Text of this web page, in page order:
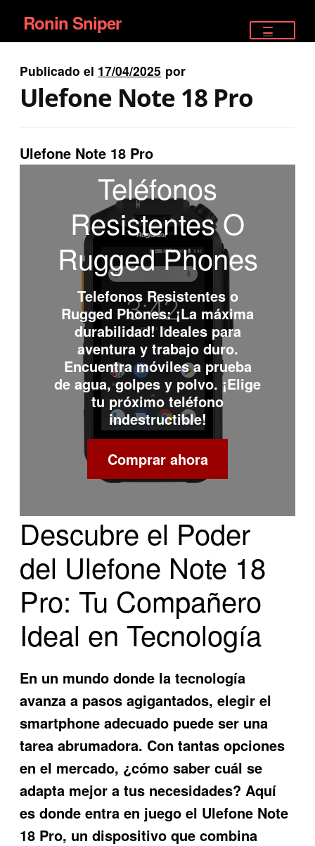
Ir
a
la
navegación
Ir
al
contenido
Ronin Sniper
EQUIPAMIENTO ÉLITE
RIFLES DEPORTIVOS
Publicado el 17/04/2025 por
Ulefone Note 18 Pro
Ulefone Note 18 Pro
Teléfonos
Resistentes O
Rugged Phones
Telefonos Resistentes o
Rugged Phones: ¡La máxima
durabilidad! Ideales para
aventura y trabajo duro.
Encuentra móviles a prueba
de agua, golpes y polvo. ¡Elige
tu próximo teléfono
indestructible!
Comprar ahora
Descubre el Poder
del Ulefone Note 18
Pro: Tu Compañero
Ideal en Tecnología
En un mundo donde la tecnología
avanza a pasos agigantados, elegir el
smartphone adecuado puede ser una
tarea abrumadora. Con tantas opciones
en el mercado, ¿cómo saber cuál se
adapta mejor a tus necesidades? Aquí
es donde entra en juego el Ulefone Note
18 Pro, un dispositivo que combina